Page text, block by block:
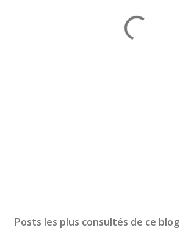
Posts les plus consultés de ce blog